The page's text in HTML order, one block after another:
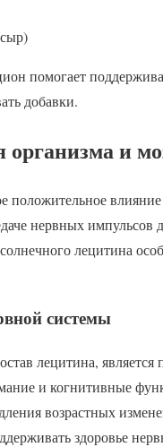
помогает
добавки.
и
положительное
нервных
лецитина
системы
лецитина,
и когнитивные
возрастных
здоровье